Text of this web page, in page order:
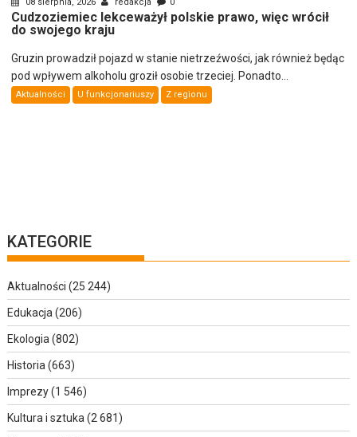
08 sierpnia, 2026 redakcja 0
Cudzoziemiec lekceważył polskie prawo, więc wrócił
do swojego kraju
Gruzin prowadził pojazd w stanie nietrzeźwości, jak również będąc
pod wpływem alkoholu groził osobie trzeciej. Ponadto...
Aktualności U funkcjonariuszy Z regionu
KATEGORIE
Aktualności (25 244)
Edukacja (206)
Ekologia (802)
Historia (663)
Imprezy(1 546)
Kultura i sztuka (2 681)